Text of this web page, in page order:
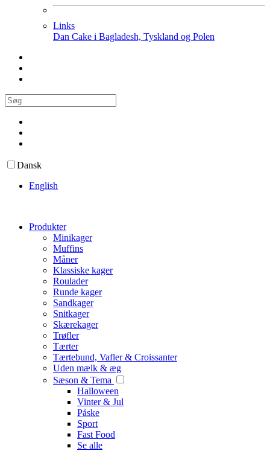
Links
Dan Cake i Bagladesh, Tyskland og Polen
Dansk
English
Produkter
Minikager
Muffins
Måner
Klassiske kager
Roulader
Runde kager
Sandkager
Snitkager
Skærekager
Trøfler
Tærter
Tærtebund, Vafler & Croissanter
Uden mælk & æg
Sæson & Tema
Halloween
Vinter & Jul
Påske
Sport
Fast Food
Se alle